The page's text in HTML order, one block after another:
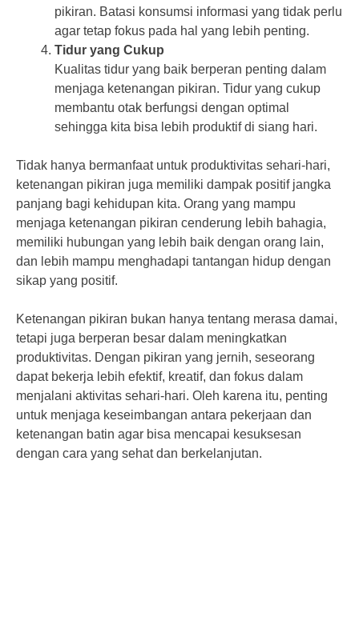
pikiran. Batasi konsumsi informasi yang tidak perlu
agar tetap fokus pada hal yang lebih penting.
Tidur yang Cukup
Kualitas tidur yang baik berperan penting dalam
menjaga ketenangan pikiran. Tidur yang cukup
membantu otak berfungsi dengan optimal
sehingga kita bisa lebih produktif di siang hari.
Tidak hanya bermanfaat untuk produktivitas sehari-hari,
ketenangan pikiran juga memiliki dampak positif jangka
panjang bagi kehidupan kita. Orang yang mampu
menjaga ketenangan pikiran cenderung lebih bahagia,
memiliki hubungan yang lebih baik dengan orang lain,
dan lebih mampu menghadapi tantangan hidup dengan
sikap yang positif.
Ketenangan pikiran bukan hanya tentang merasa damai,
tetapi juga berperan besar dalam meningkatkan
produktivitas. Dengan pikiran yang jernih, seseorang
dapat bekerja lebih efektif, kreatif, dan fokus dalam
menjalani aktivitas sehari-hari. Oleh karena itu, penting
untuk menjaga keseimbangan antara pekerjaan dan
ketenangan batin agar bisa mencapai kesuksesan
dengan cara yang sehat dan berkelanjutan.